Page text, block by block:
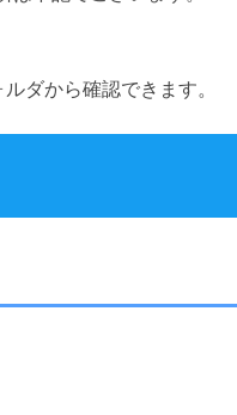
ダから確認できます。